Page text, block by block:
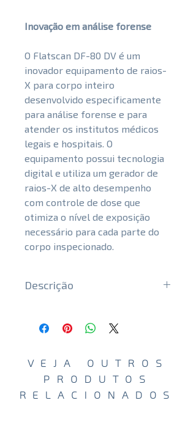
Inovação em análise forense
O Flatscan DF-80 DV é um
inovador equipamento de raios-
X para corpo inteiro
desenvolvido especificamente
para análise forense e para
atender os institutos médicos
legais e hospitais. O
equipamento possui tecnologia
digital e utiliza um gerador de
raios-X de alto desempenho
com controle de dose que
otimiza o nível de exposição
necessário para cada parte do
corpo inspecionado.
Descrição
Flatscan DV is self-contained
equipment provides a complete
and safe inspection without
moving the inspected body.
VEJA OUTROS
PRODUTOS
RELACIONADOS